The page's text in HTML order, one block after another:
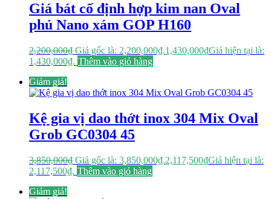
Giá bát cố định hợp kim nan Oval
phủ Nano xám GOP H160
2,200,000₫ Giá gốc là: 2,200,000₫.1,430,000₫Giá hiện tại là:
1,430,000₫. Thêm vào giỏ hàng
Giảm giá!
Kệ gia vị dao thớt inox 304 Mix Oval
Grob GC0304 45
3,850,000₫ Giá gốc là: 3,850,000₫.2,117,500₫Giá hiện tại là:
2,117,500₫. Thêm vào giỏ hàng
Giảm giá!